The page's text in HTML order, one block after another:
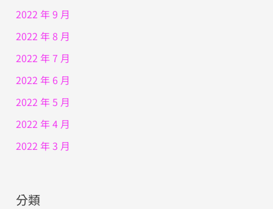
2022 年 9 月
2022 年 8 月
2022 年 7 月
2022 年 6 月
2022 年 5 月
2022 年 4 月
2022 年 3 月
分類